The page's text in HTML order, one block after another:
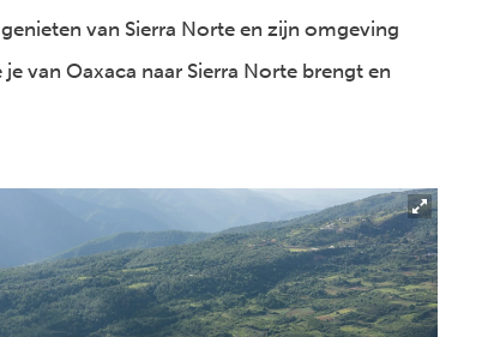
van Sierra Norte en zijn omgeving
van Oaxaca naar Sierra Norte brengt en